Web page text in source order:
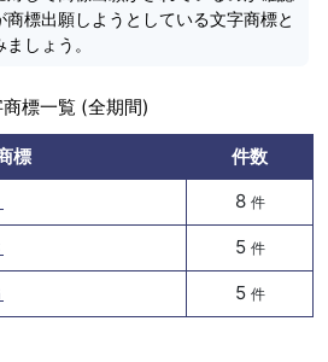
商標出願しようとしている文字商標と
しょう。
標一覧 (全期間)
標
件数
8 件
5 件
5 件